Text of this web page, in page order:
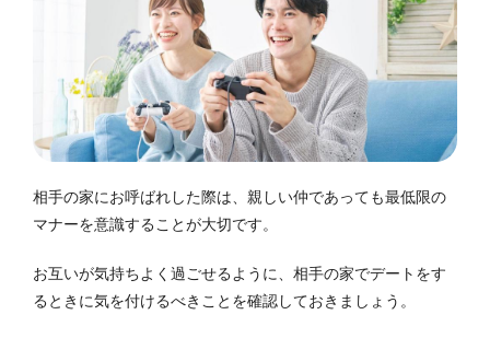
相手の家にお呼ばれした際は、親しい仲であっても最低限の
マナーを意識することが大切です。
お互いが気持ちよく過ごせるように、相手の家でデートをす
るときに気を付けるべきことを確認しておきましょう。